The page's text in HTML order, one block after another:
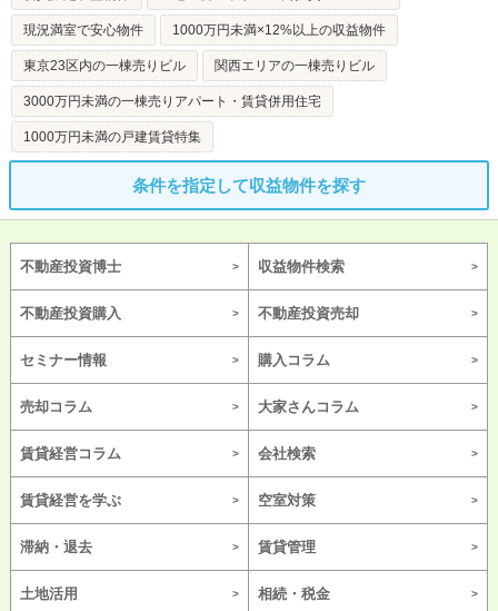
現況満室で安心物件 1000万円未満×12%以上の収益物件
東京23区内の一棟売りビル 関西エリアの一棟売りビル
3000万円未満の一棟売りアパート・賃貸併用住宅
1000万円未満の戸建賃貸特集
条件を指定して収益物件を探す
不動産投資博士 収益物件検索
不動産投資購入 不動産投資売却
セミナー情報 購入コラム
売却コラム 大家さんコラム
賃貸経営コラム 会社検索
賃貸経営を学ぶ 空室対策
滞納・退去 賃貸管理
土地活用 相続・税金